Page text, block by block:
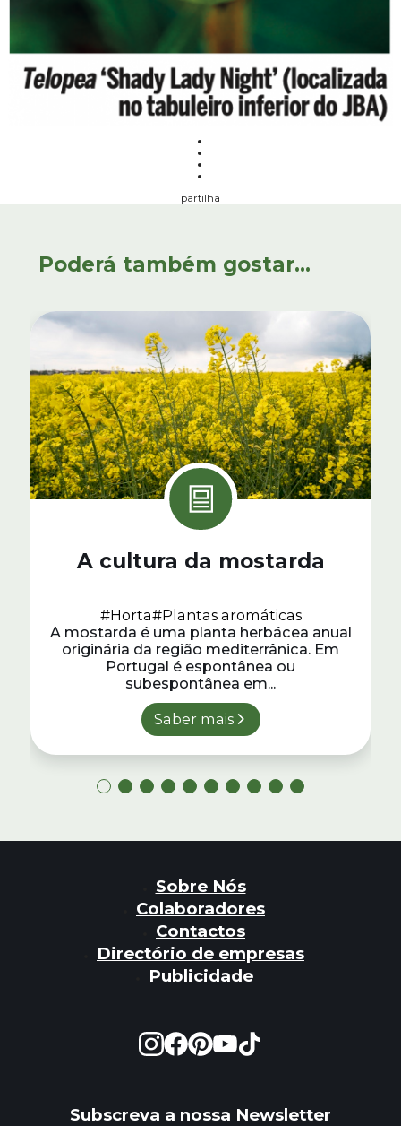
partilha
Poderá também gostar...
A cultura da mostarda
#Horta#Plantas aromáticas
A mostarda é uma planta herbácea anual
originária da região mediterrânica. Em
Portugal é espontânea ou
subespontânea em...
Saber mais
Sobre Nós
Colaboradores
Contactos
Directório de empresas
Publicidade
Subscreva a nossa Newsletter